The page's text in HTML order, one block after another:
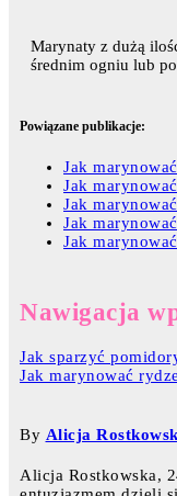
Marynaty z dużą
średnim ogniu lub
Powiązane publikacje:
Jak
Jak
Jak
Jak
Jak
Nawigacja
Jak sparzyć
Jak marynować
By Alicja
Alicja Rostkowska,